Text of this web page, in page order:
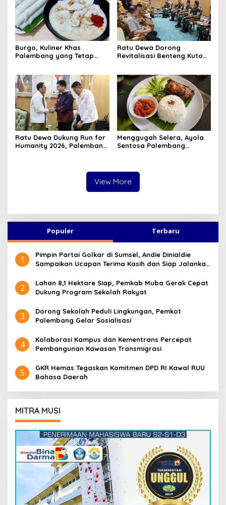
Burgo, Kuliner Khas
Palembang yang Tetap
Ratu Dewa Dorong
Revitalisasi Benteng Kuto
Ratu Dewa Dukung Run for
Humanity 2026, Palembang
Menggugah Selera, Ayola
Sentosa Palembang
View More
Populer Terbaru
1
Pimpin Partai Golkar di Sumsel, Andie Dinialdie
Sampaikan Ucapan Terima Kasih dan Siap Jalankan
2
Lahan 8,1 Hektare Siap, Pemkab Muba Gerak Cepat
Dukung Program Sekolah Rakyat
3
Dorong Sekolah Peduli Lingkungan, Pemkot
Palembang Gelar Sosialisasi
4
Kolaborasi Kampus dan Kementrans Percepat
Pembangunan Kawasan Transmigrasi
5
GKR Hemas Tegaskan Komitmen DPD RI Kawal RUU
Bahasa Daerah
MITRA MUSI